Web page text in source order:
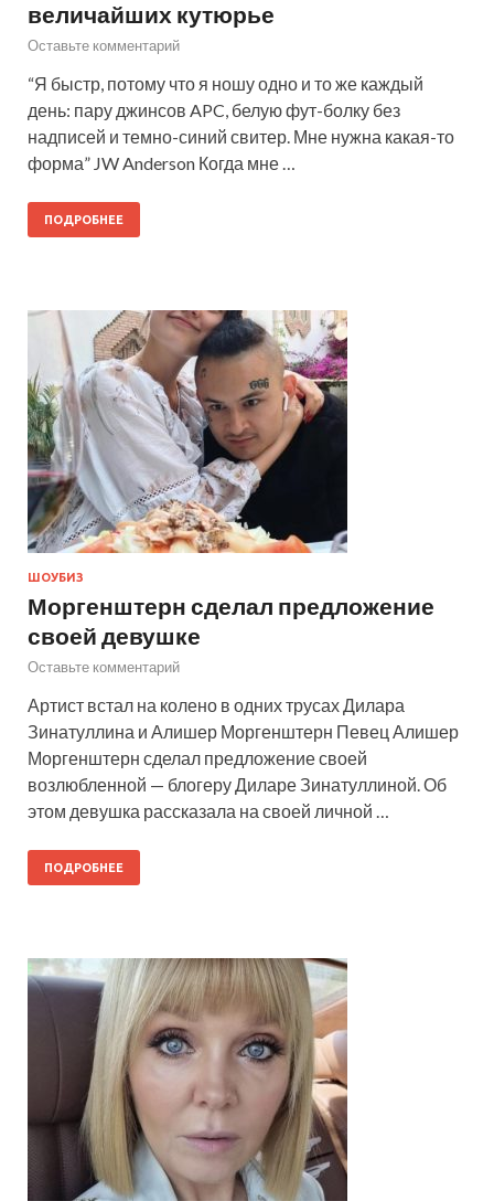
величайших кутюрье
Оставьте комментарий
“Я быстр, потому что я ношу одно и то же каждый
день: пару джинсов APC, белую фут-болку без
надписей и темно-синий свитер. Мне нужна какая-то
форма” JW Anderson Когда мне …
ПОДРОБНЕЕ
ШОУБИЗ
Моргенштерн сделал предложение
своей девушке
Оставьте комментарий
Артист встал на колено в одних трусах Дилара
Зинатуллина и Алишер Моргенштерн Певец Алишер
Моргенштерн сделал предложение своей
возлюбленной — блогеру Диларе Зинатуллиной. Об
этом девушка рассказала на своей личной …
ПОДРОБНЕЕ